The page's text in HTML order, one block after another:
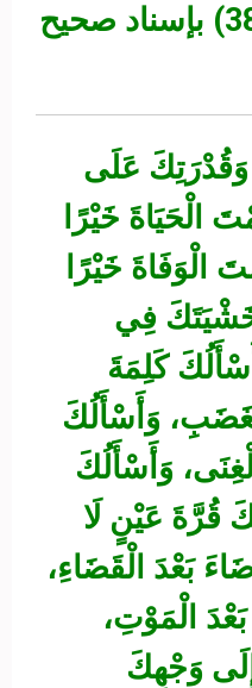
رواه ابن ماجه (3846) بإسناد صحيح
وَقُدْرَتِكَ عَلَى
الْحَيَاةَ خَيْرًا
الْوَفَاةَ خَيْرًا
خَشْيَتَكَ فِي
كَلِمَةَ
وَأَسْأَلُكَ
وَأَسْأَلُكَ
قُرَّةَ عَيْنٍ لَا
بَعْدَ الْقَضَاءِ،
الْمَوْتِ،
وَجْهِكَ